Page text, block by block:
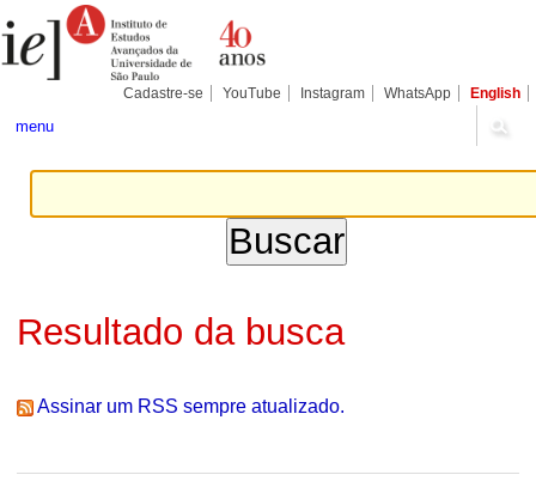
para
conteúdo.
Pessoais
Cadastre-se YouTube Instagram WhatsApp English
menu
Resultado da busca
Assinar um RSS sempre atualizado.